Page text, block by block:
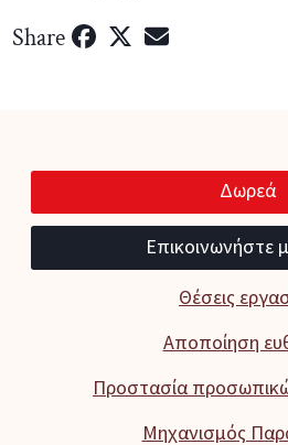
Share
Δωρεά
Επικοινωνήστε
Θέσεις
Αποποίηση
Προστασία
Μηχανισμός